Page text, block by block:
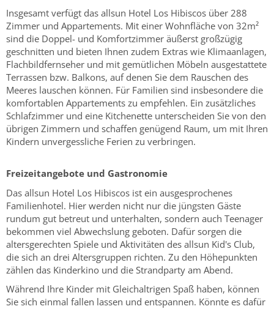
Insgesamt verfügt das allsun Hotel Los Hibiscos über 288
Zimmer und Appartements. Mit einer Wohnfläche von 32m²
sind die Doppel- und Komfortzimmer äußerst großzügig
geschnitten und bieten Ihnen zudem Extras wie Klimaanlagen,
Flachbildfernseher und mit gemütlichen Möbeln ausgestattete
Terrassen bzw. Balkons, auf denen Sie dem Rauschen des
Meeres lauschen können. Für Familien sind insbesondere die
komfortablen Appartements zu empfehlen. Ein zusätzliches
Schlafzimmer und eine Kitchenette unterscheiden Sie von den
übrigen Zimmern und schaffen genügend Raum, um mit Ihren
Kindern unvergessliche Ferien zu verbringen.
Freizeitangebote und Gastronomie
Das allsun Hotel Los Hibiscos ist ein ausgesprochenes
Familienhotel. Hier werden nicht nur die jüngsten Gäste
rundum gut betreut und unterhalten, sondern auch Teenager
bekommen viel Abwechslung geboten. Dafür sorgen die
altersgerechten Spiele und Aktivitäten des allsun Kid's Club,
die sich an drei Altersgruppen richten. Zu den Höhepunkten
zählen das Kinderkino und die Strandparty am Abend.
Während Ihre Kinder mit Gleichaltrigen Spaß haben, können
Sie sich einmal fallen lassen und entspannen. Könnte es dafür